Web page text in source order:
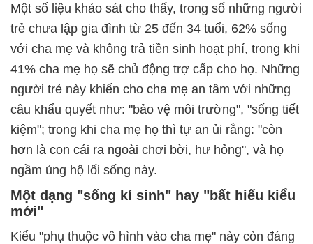
Một số liệu khảo sát cho thấy, trong số những người
trẻ chưa lập gia đình từ 25 đến 34 tuổi, 62% sống
với cha mẹ và không trả tiền sinh hoạt phí, trong khi
41% cha mẹ họ sẽ chủ động trợ cấp cho họ. Những
người trẻ này khiến cho cha mẹ an tâm với những
câu khẩu quyết như: "bảo vệ môi trường", "sống tiết
kiệm"; trong khi cha mẹ họ thì tự an ủi rằng: "còn
hơn là con cái ra ngoài chơi bời, hư hỏng", và họ
ngầm ủng hộ lối sống này.
Một dạng "sống kí sinh" hay "bất hiếu kiểu
mới"
Kiểu "phụ thuộc vô hình vào cha mẹ" này còn đáng